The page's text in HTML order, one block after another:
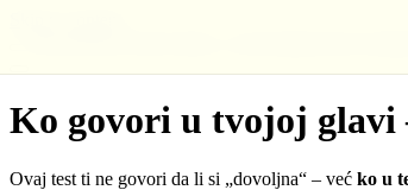
Ko govori u tvojoj glavi
Ovaj test ti ne govori da li si „dovoljna“ – već ko u